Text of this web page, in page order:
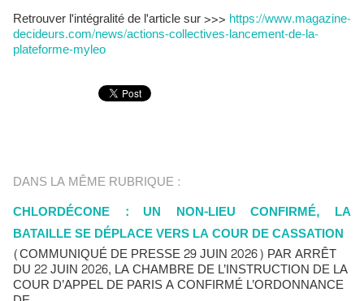
Retrouver l'intégralité de l'article sur >>> https://www.magazine-
decideurs.com/news/actions-collectives-lancement-de-la-
plateforme-myleo
DANS LA MÊME RUBRIQUE :
CHLORDÉCONE : UN NON-LIEU CONFIRMÉ, LA
BATAILLE SE DÉPLACE VERS LA COUR DE CASSATION
(COMMUNIQUÉ DE PRESSE 29 JUIN 2026) PAR ARRÊT
DU 22 JUIN 2026, LA CHAMBRE DE L’INSTRUCTION DE LA
COUR D’APPEL DE PARIS A CONFIRMÉ L’ORDONNANCE